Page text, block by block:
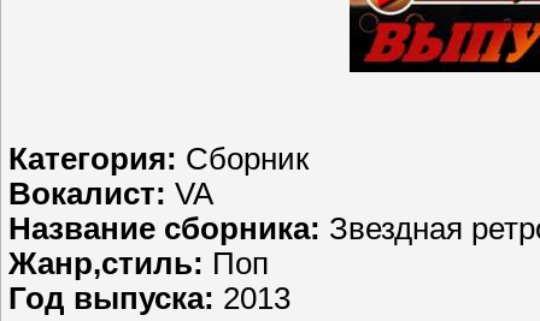
Категория: Сборник
Вокалист: VA
Название сборника: Звездная
Жанр,стиль: Поп
Год выпуска: 2013